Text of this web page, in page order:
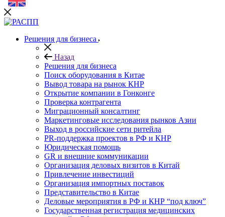
Решения для бизнеса
Назад
Решения для бизнеса
Поиск оборудования в Китае
Вывод товара на рынок КНР
Открытие компании в Гонконге
Проверка контрагента
Миграционный консалтинг
Маркетинговые исследования рынков Азии
Выход в российские сети ритейла
PR-поддержка проектов в РФ и КНР
Юридическая помощь
GR и внешние коммуникации
Организация деловых визитов в Китай
Привлечение инвестиций
Организация импортных поставок
Представительство в Китае
Деловые мероприятия в РФ и КНР “под ключ”
Государственная регистрация медицинских